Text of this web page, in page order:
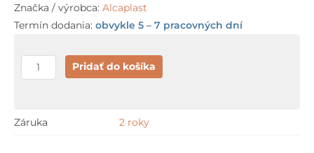
Značka / výrobca: Alcaplast
Termín dodania: obvykle 5 – 7 pracovných dní
množstvo
AlcaPlast
Pridať do košíka
Záruka 2 roky